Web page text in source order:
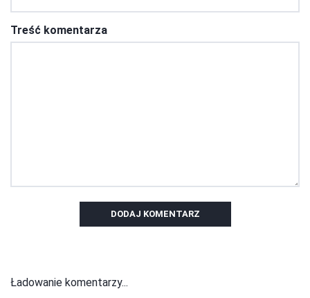
Treść komentarza
DODAJ KOMENTARZ
Ładowanie komentarzy...